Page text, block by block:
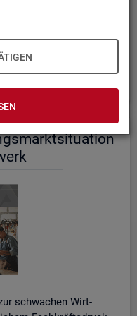
(PDF, 2MB)be­reit.
schwa­chen Wirt­